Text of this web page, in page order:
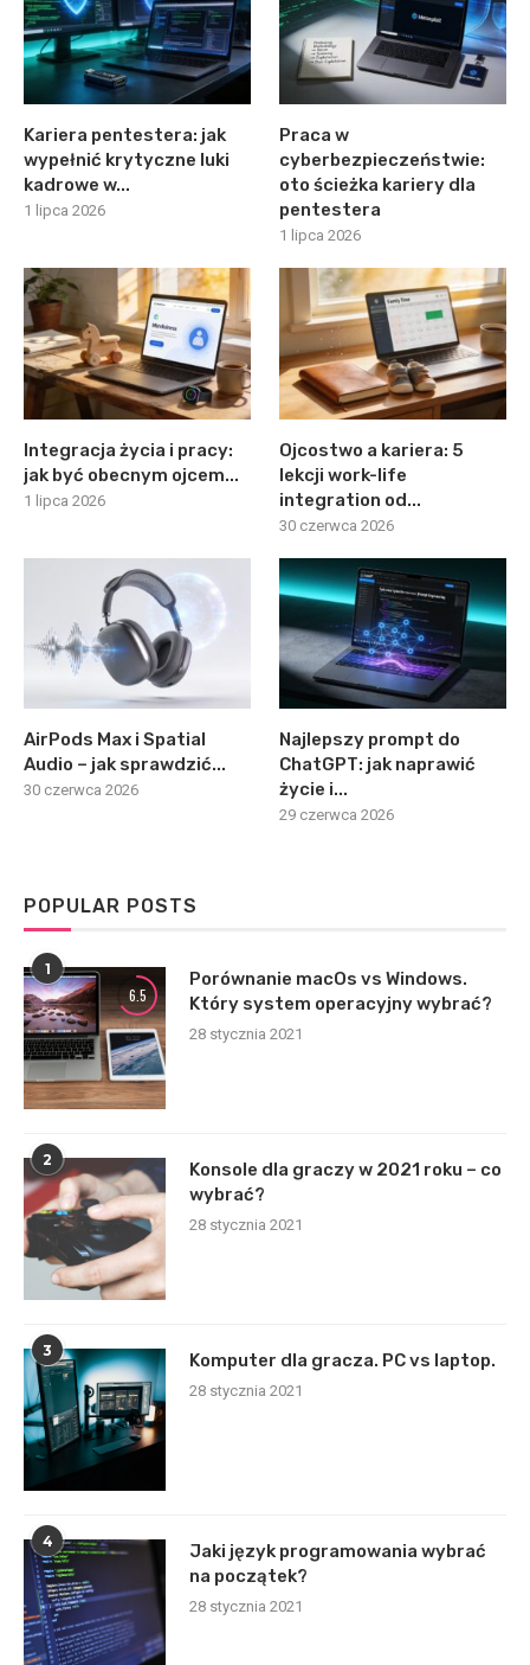
Kariera pentestera: jak
wypełnić krytyczne luki
kadrowe w...
1 lipca 2026
Praca w
cyberbezpieczeństwie:
oto ścieżka kariery dla
pentestera
1 lipca 2026
Integracja życia i pracy:
jak być obecnym ojcem...
1 lipca 2026
Ojcostwo a kariera: 5
lekcji work-life
integration od...
30 czerwca 2026
AirPods Max i Spatial
Audio – jak sprawdzić...
30 czerwca 2026
Najlepszy prompt do
ChatGPT: jak naprawić
życie i...
29 czerwca 2026
POPULAR POSTS
1
6.5
Porównanie macOs vs Windows.
Który system operacyjny wybrać?
28 stycznia 2021
2
Konsole dla graczy w 2021 roku – co
wybrać?
28 stycznia 2021
3
Komputer dla gracza. PC vs laptop.
28 stycznia 2021
4
Jaki język programowania wybrać
na początek?
28 stycznia 2021